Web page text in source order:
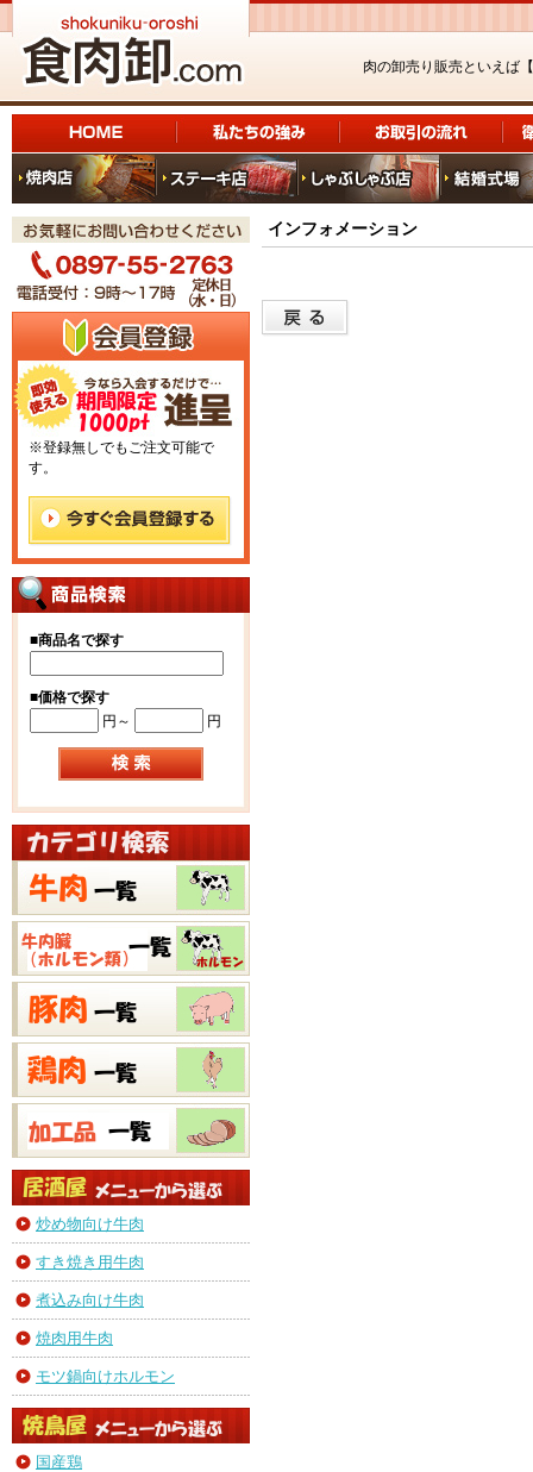
肉の卸売り販売といえば【
※登録無しでもご注文可能で
す。
■商品名で探す
■価格で探す
円～
円
炒め物向け牛肉
すき焼き用牛肉
煮込み向け牛肉
焼肉用牛肉
モツ鍋向けホルモン
国産鶏
インフォメーション